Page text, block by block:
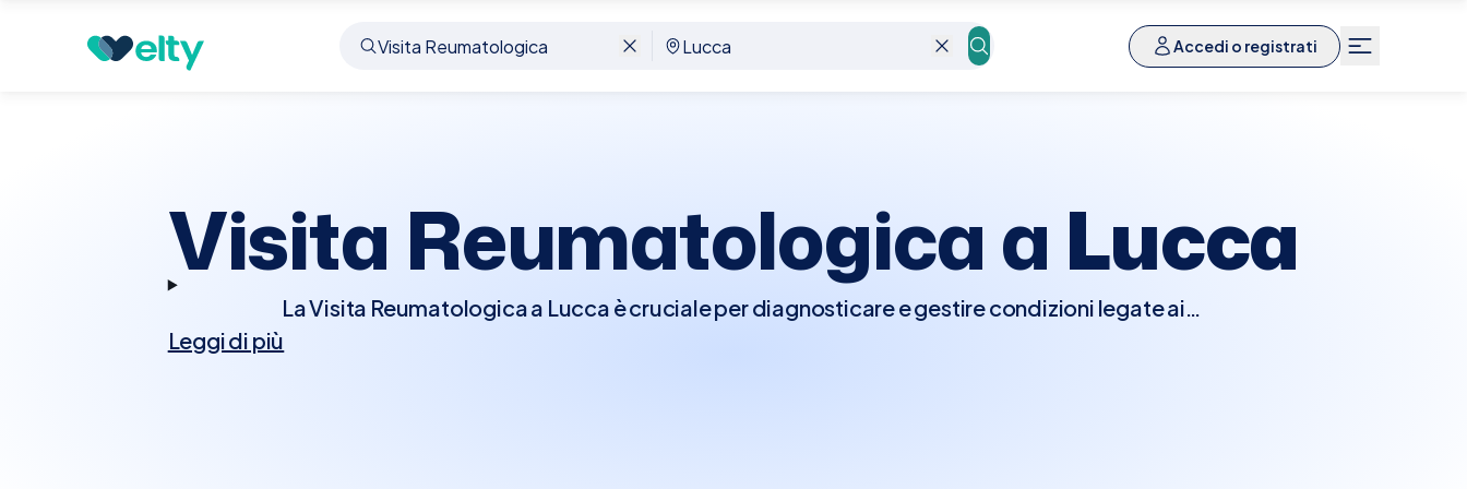
Accedi o registrati
Prenota visita Visita Reumatologica Lucca
Visita Reumatologica a Lucca
La Visita Reumatologica a Lucca è cruciale per diagnosticare e gestire condizioni legate ai
disturbi del sistema muscolo-scheletrico e del tessuto connettivo, come artrite reumatoide,
Leggi di più